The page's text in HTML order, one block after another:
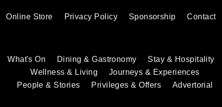
Online Store Privacy Policy Sponsorship Contact
What's On Dining & Gastronomy
Stay & Hospitality
Wellness & Living
Journeys & Experiences
People & Stories
Privileges & Offers Advertorial